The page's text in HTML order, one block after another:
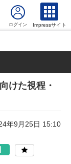
Impressサイト
けた視程・
年9月25日 15:10